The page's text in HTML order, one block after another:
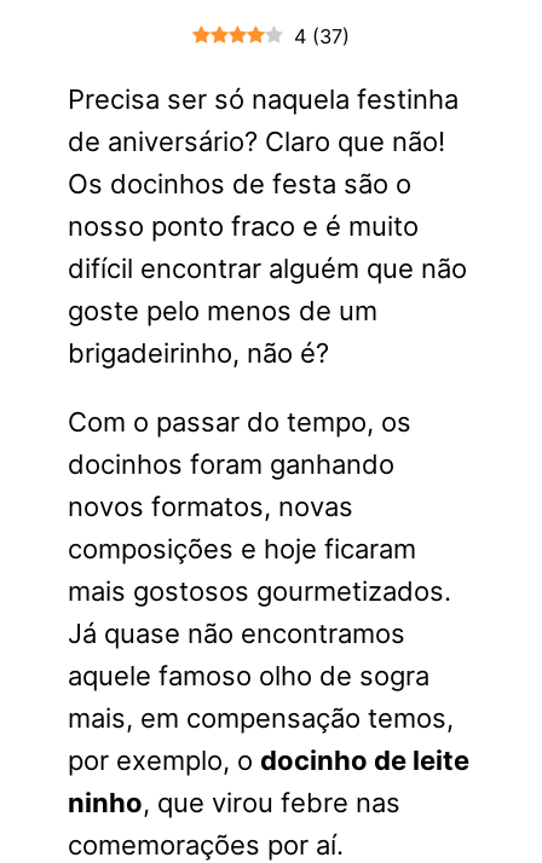
4 (37)
Precisa ser só naquela festinha
de aniversário? Claro que não!
Os docinhos de festa são o
nosso ponto fraco e é muito
difícil encontrar alguém que não
goste pelo menos de um
brigadeirinho, não é?
Com o passar do tempo, os
docinhos foram ganhando
novos formatos, novas
composições e hoje ficaram
mais gostosos gourmetizados.
Já quase não encontramos
aquele famoso olho de sogra
mais, em compensação temos,
por exemplo, o docinho de leite
ninho, que virou febre nas
comemorações por aí.